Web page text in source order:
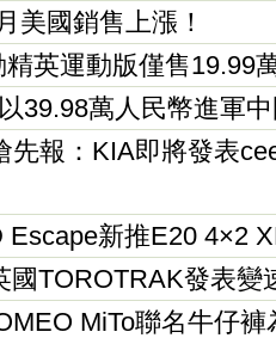
美國銷售上漲！
英運動版僅售19.99
39.98萬人民幣進軍
先報：KIA即將發表
新推E20 4×2
國TOROTRAK發表變
MiTo聯名牛仔